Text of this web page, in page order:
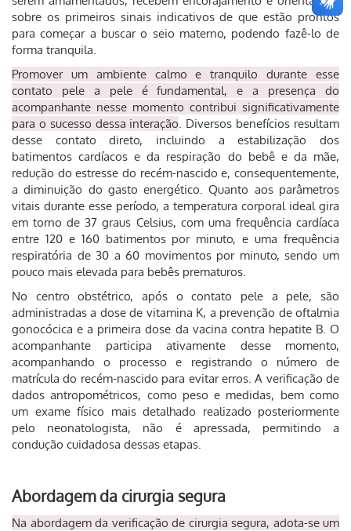
sobre os primeiros sinais indicativos de que estão prontos
para começar a buscar o seio materno, podendo fazê-lo de
forma tranquila.
Promover um ambiente calmo e tranquilo durante esse
contato pele a pele é fundamental, e a presença do
acompanhante nesse momento contribui significativamente
para o sucesso dessa interação. Diversos benefícios resultam
desse contato direto, incluindo a estabilização dos
batimentos cardíacos e da respiração do bebê e da mãe,
redução do estresse do recém-nascido e, consequentemente,
a diminuição do gasto energético. Quanto aos parâmetros
vitais durante esse período, a temperatura corporal ideal gira
em torno de 37 graus Celsius, com uma frequência cardíaca
entre 120 e 160 batimentos por minuto, e uma frequência
respiratória de 30 a 60 movimentos por minuto, sendo um
pouco mais elevada para bebês prematuros.
No centro obstétrico, após o contato pele a pele, são
administradas a dose de vitamina K, a prevenção de oftalmia
gonocócica e a primeira dose da vacina contra hepatite B. O
acompanhante participa ativamente desse momento,
acompanhando o processo e registrando o número de
matrícula do recém-nascido para evitar erros. A verificação de
dados antropométricos, como peso e medidas, bem como
um exame físico mais detalhado realizado posteriormente
pelo neonatologista, não é apressada, permitindo a
condução cuidadosa dessas etapas.
Abordagem da cirurgia segura
Na abordagem da verificação de cirurgia segura, adota-se um